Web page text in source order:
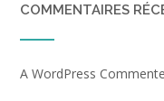
COMMENTAIRES
A WordPress